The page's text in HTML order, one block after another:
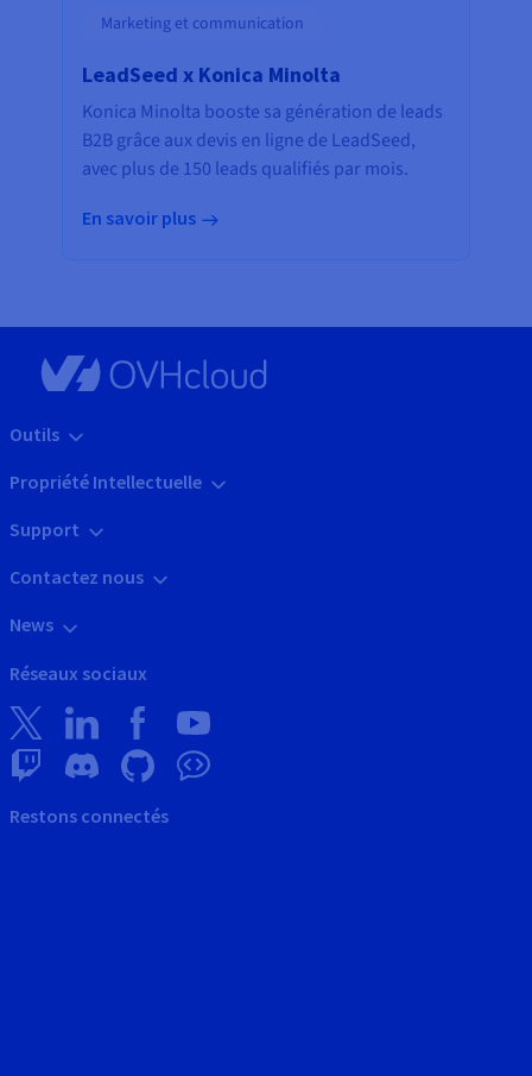
Marketing et communication
LeadSeed x Konica Minolta
Konica Minolta booste sa génération de leads
B2B grâce aux devis en ligne de LeadSeed,
avec plus de 150 leads qualifiés par mois.
En savoir plus
Outils
Propriété Intellectuelle
Support
Contactez nous
News
Réseaux sociaux
Restons connectés